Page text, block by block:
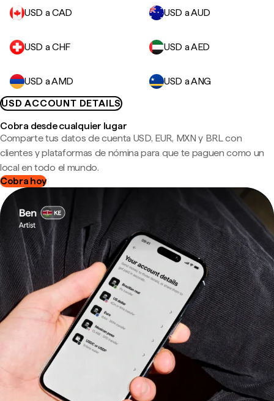
USD a CAD USD a AUD
USD a CHF USD a AED
USD a AMD
USD a ANG
USD ACCOUNT DETAILS
Cobra desde cualquier lugar
Comparte tus datos de cuenta USD, EUR, MXN y BRL con
clientes y plataformas de nómina para que te paguen como un
local en todo el mundo.
Cobra hoy